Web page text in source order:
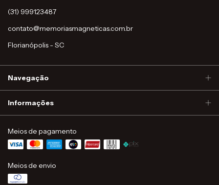
(31) 999123487
contato@memoriasmagneticas.com.br
Florianópolis - SC
Navegação
Informações
Meios de pagamento
Meios de envio